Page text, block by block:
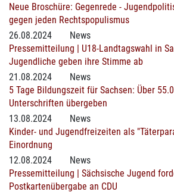
Neue Broschüre: Gegenrede -
gegen jeden Rechtspopulismus
26.08.2024
News
Pressemitteilung | U18-Landtagswahl in
Jugendliche geben ihre Stimme ab
21.08.2024
News
5 Tage Bildungszeit für Sachsen: Über
Unterschriften übergeben
13.08.2024
News
Kinder- und Jugendfreizeiten als
Einordnung
12.08.2024
News
Pressemitteilung | Sächsische Jugend
Postkartenübergabe an CDU